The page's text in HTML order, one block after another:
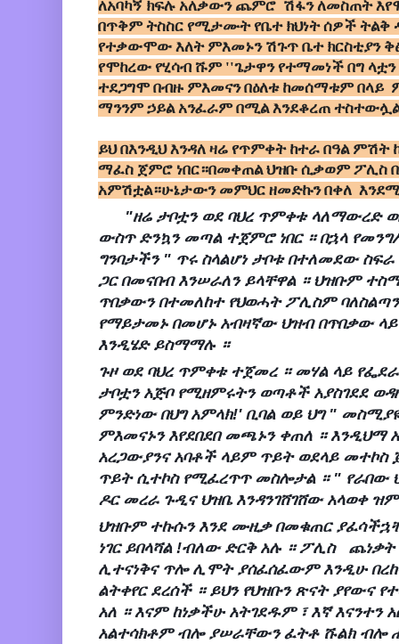
ለአባካኝ ክፍሉ አለቃውን ጨምሮ ሽፋን ለመስጠት
በጥቅም ትስስር የሚታሙት የቤተ ክህነት ሰዎች ትልቅ
የተቃውሞው እለት ምእመኑን ሽጉጥ ቤተ ክርስቲያን
የሞከረው የሂሳብ ሹም ''ጌታዋን የተማመነች በግ
ተደጋግሞ በብዙ ምእመናን በዕለቱ ከመሰማቱም በላይ
ማንንም ኃይል አንፈራም በሚል እንደቆረጠ
ይህ በእንዲህ እንዳለ ዛሬ የጥምቀት ከተራ በዓል ምሽት
ማፈስ ጀምሮ ነበር።በመቀጠል ህዝቡ ሲቃወም ፖሊስ
አምሽቷል።ሁኔታውን መምህር ዘመድኩን በቀለ
"ዘሬ ታቦቷን ወደ ባህረ ጥምቀቱ ላለማውረድ
ውስጥ ድንኳን መጣል ተጀምሮ ነበር ። በኋላ
ግንባታችን " ጥሩ ስላልሆነ ታቦቱ በተለመደው
ጋር በመናበብ እንሠራለን ይላቸዋል ። ህዝቡም
ጥበቃውን በተመለከተ የህወሓት ፖሊስም
የማይታመኑ በመሆኑ አብዛኛው ህዝብ በጥበቃው
እንዲሄድ ይስማማሉ ።
ጉዞ ወደ ባህረ ጥምቀቱ ተጀመረ ። መሃል ላይ
ታቦቷን አጅቦ የሚዘምሩትን ወጣቶች አያስገደደ
ምንድነው በህግ አምላክ!' ቢባል ወይ ህግ "
ምእመናኑን እየደበደበ መጫኑን ቀጠለ ። እንዲህማ
አረጋውያንና አባቶች ላይም ጥይት ወደላይ
ጥይት ሲተኮስ የሚፈረጥጥ መስሎታል ። " የራበው
ዶር መረራ ጉዲና ህዝቤ እንዳንገሸገሸው አላወቀ
ህዝቡም ተኩሱን እንደ ሙዚቃ በመቁጠር
ነገር ይበላሻል !ብለው ድርቅ አሉ ። ፖሊስ ጨነቃት
ሊተናነቅና ጥሎ ሊሞት ያሰፈሰፈውም እንዲሁ
ልትቀየር ደረሰች ። ይህን የህዝቡን ጽናት ያየውና
አለ ። እናም ከነቃችሁ አትገደዱም ፣ እኛ እናንተን
አልተሳክቶም ብሎ ያሠራቸውን ፈትቶ ሹልክ ብሎ